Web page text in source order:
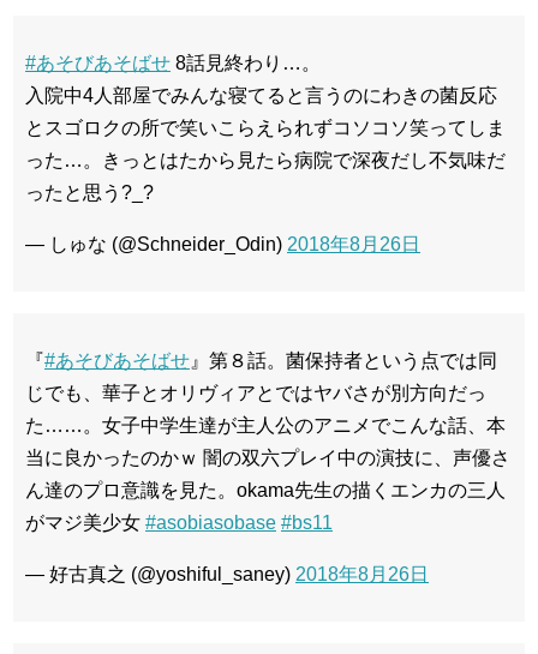
#あそびあそばせ 8話見終わり…。
入院中4人部屋でみんな寝てると言うのにわきの菌反応
とスゴロクの所で笑いこらえられずコソコソ笑ってしま
った…。きっとはたから見たら病院で深夜だし不気味だ
ったと思う?_?
— しゅな (@Schneider_Odin) 2018年8月26日
『#あそびあそばせ 』第８話。菌保持者という点では同
じでも、華子とオリヴィアとではヤバさが別方向だっ
た……。女子中学生達が主人公のアニメでこんな話、本
当に良かったのかｗ 闇の双六プレイ中の演技に、声優さ
ん達のプロ意識を見た。okama先生の描くエンカの三人
がマジ美少女 #asobiasobase #bs11
— 好古真之 (@yoshiful_saney) 2018年8月26日